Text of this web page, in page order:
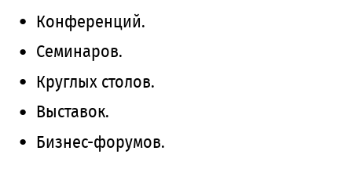
Конференций.
Семинаров.
Круглых столов.
Выставок.
Бизнес-форумов.